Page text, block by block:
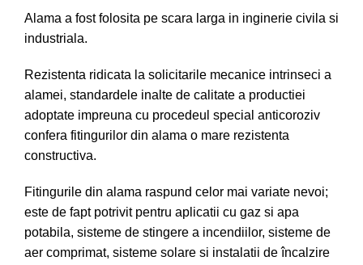
Alama a fost folosita pe scara larga in inginerie civila si
industriala.
Rezistenta ridicata la solicitarile mecanice intrinseci a
alamei, standardele inalte de calitate a productiei
adoptate impreuna cu procedeul special anticoroziv
confera fitingurilor din alama o mare rezistenta
constructiva.
Fitingurile din alama raspund celor mai variate nevoi;
este de fapt potrivit pentru aplicatii cu gaz si apa
potabila, sisteme de stingere a incendiilor, sisteme de
aer comprimat, sisteme solare si instalatii de încalzire